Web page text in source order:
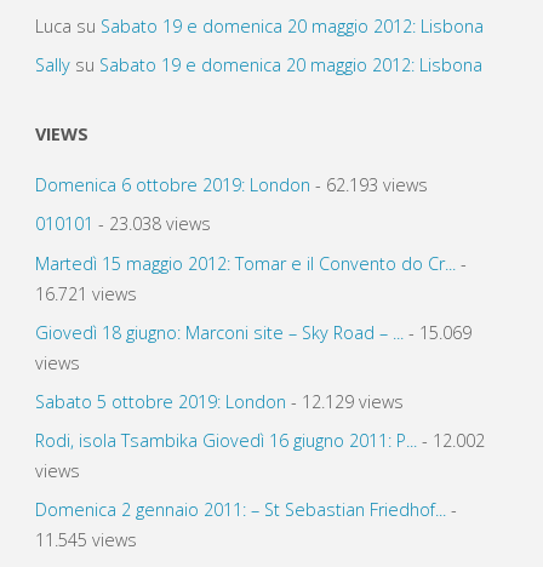
Luca su Sabato 19 e domenica 20 maggio 2012: Lisbona
Sallysu Sabato 19 e domenica 20 maggio 2012: Lisbona
VIEWS
Domenica 6 ottobre 2019: London - 62.193 views
010101 - 23.038 views
Martedì 15 maggio 2012: Tomar e il Convento do Cr...
-
16.721 views
Giovedì 18 giugno: Marconi site – Sky Road – ...
- 15.069
views
Sabato 5 ottobre 2019: London - 12.129 views
Rodi, isola Tsambika Giovedì 16 giugno 2011: P...- 12.002
views
Domenica 2 gennaio 2011: – St Sebastian Friedhof...-
11.545 views